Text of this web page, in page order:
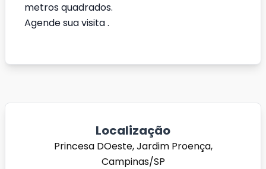
metros quadrados.
Agende sua visita .
Localização
Princesa DOeste, Jardim Proença,
Campinas/SP